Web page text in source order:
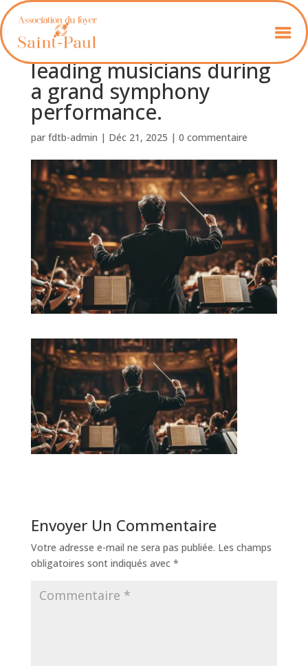
An orchestra conductor
leading musicians during
a grand symphony
performance.
par fdtb-admin | Déc 21, 2025 | 0 commentaire
Envoyer Un Commentaire
Votre adresse e-mail ne sera pas publiée. Les champs
obligatoires sont indiqués avec *